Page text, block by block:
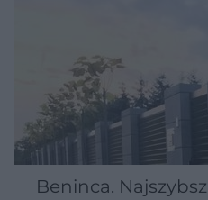
Beninca.